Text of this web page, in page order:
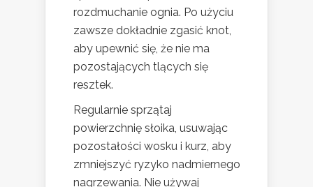
rozdmuchanie ognia. Po użyciu
zawsze dokładnie zgasić knot,
aby upewnić się, że nie ma
pozostających tlących się
resztek.
Regularnie sprzątaj
powierzchnię słoika, usuwając
pozostałości wosku i kurz, aby
zmniejszyć ryzyko nadmiernego
nagrzewania. Nie używaj